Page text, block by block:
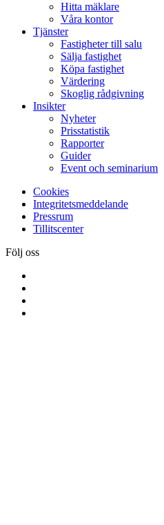
Hitta mäklare
Våra kontor
Tjänster
Fastigheter till salu
Sälja fastighet
Köpa fastighet
Värdering
Skoglig rådgivning
Insikter
Nyheter
Prisstatistik
Rapporter
Guider
Event och seminarium
Cookies
Integritetsmeddelande
Pressrum
Tillitscenter
Följ oss